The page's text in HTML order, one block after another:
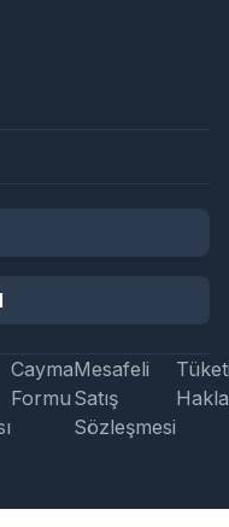
Cayma
Formu
Mesafeli
Satış
Sözleşmesi